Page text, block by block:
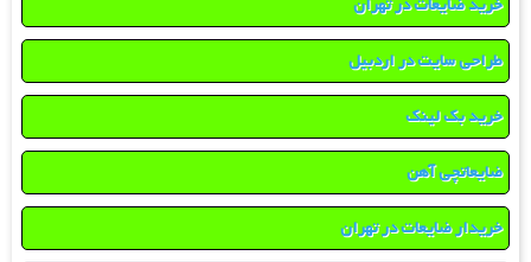
طراحی سایت در اردبیل
خرید بک لینک
ضایعاتچی آهن
خریدار ضایعات در تهران